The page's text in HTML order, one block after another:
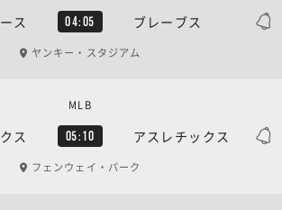
ス 04:05 ブレーブス
ヤンキー・スタジアム
ス 05:10 アスレチックス
MLB
フェンウェイ・パーク